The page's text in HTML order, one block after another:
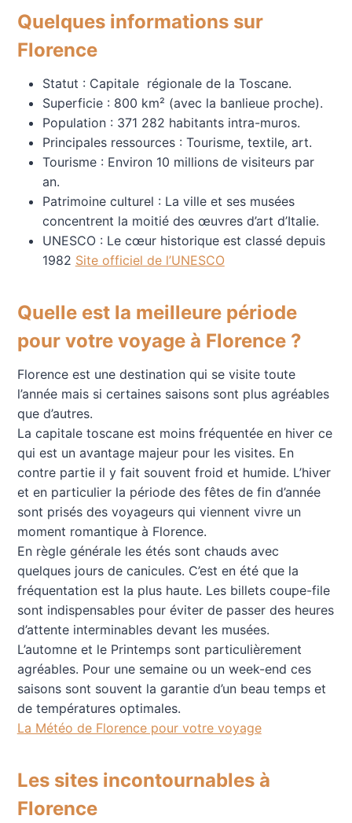
Quelques informations sur
Florence
Statut : Capitale régionale de la Toscane.
Superficie : 800 km² (avec la banlieue proche).
Population : 371 282 habitants intra-muros.
Principales ressources : Tourisme, textile, art.
Tourisme : Environ 10 millions de visiteurs par
an.
Patrimoine culturel : La ville et ses musées
concentrent la moitié des œuvres d’art d’Italie.
UNESCO : Le cœur historique est classé depuis
1982 Site officiel de l’UNESCO
Quelle est la meilleure période
pour votre voyage à Florence ?
Florence est une destination qui se visite toute
l’année mais si certaines saisons sont plus agréables
que d’autres.
La capitale toscane est moins fréquentée en hiver ce
qui est un avantage majeur pour les visites. En
contre partie il y fait souvent froid et humide. L’hiver
et en particulier la période des fêtes de fin d’année
sont prisés des voyageurs qui viennent vivre un
moment romantique à Florence.
En règle générale les étés sont chauds avec
quelques jours de canicules. C’est en été que la
fréquentation est la plus haute. Les billets coupe-file
sont indispensables pour éviter de passer des heures
d’attente interminables devant les musées.
L’automne et le Printemps sont particulièrement
agréables. Pour une semaine ou un week-end ces
saisons sont souvent la garantie d’un beau temps et
de températures optimales.
La Météo de Florence pour votre voyage
Les sites incontournables à
Florence